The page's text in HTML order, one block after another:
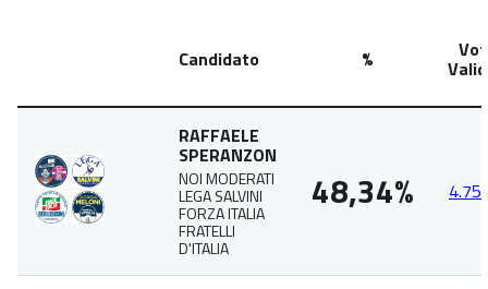
Candidato %
RAFFAELE
SPERANZON
NOI MODERATI
LEGA SALVINI
FORZA ITALIA
FRATELLI
D'ITALIA
48,34%